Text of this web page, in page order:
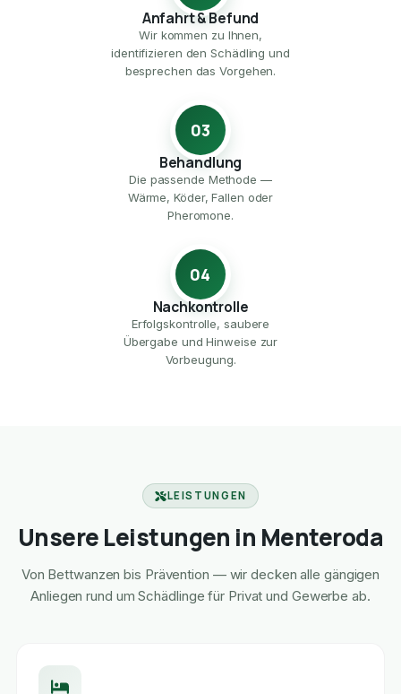
Anfahrt & Befund
Wir kommen zu Ihnen,
identifizieren den Schädling und
besprechen das Vorgehen.
03
Behandlung
Die passende Methode —
Wärme, Köder, Fallen oder
Pheromone.
04
Nachkontrolle
Erfolgskontrolle, saubere
Übergabe und Hinweise zur
Vorbeugung.
LEISTUNGEN
Unsere Leistungen in Menteroda
Von Bettwanzen bis Prävention — wir decken alle gängigen
Anliegen rund um Schädlinge für Privat und Gewerbe ab.